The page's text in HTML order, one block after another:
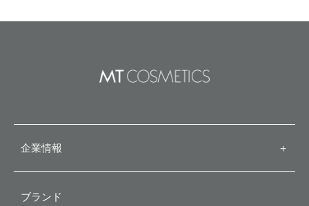
MT クレンジング・ジェルが
MT クレンジング・ジェルがLIPSベ
企業情報 ＋
ブランド